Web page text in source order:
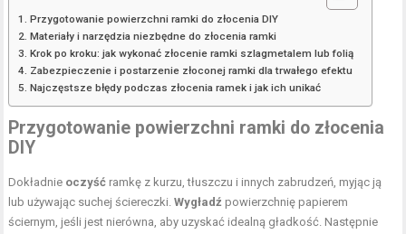
Przygotowanie powierzchni ramki do złocenia DIY
Materiały i narzędzia niezbędne do złocenia ramki
Krok po kroku: jak wykonać złocenie ramki szlagmetalem lub folią
Zabezpieczenie i postarzenie złoconej ramki dla trwałego efektu
Najczęstsze błędy podczas złocenia ramek i jak ich unikać
Przygotowanie powierzchni ramki do złocenia
DIY
Dokładnie oczyść ramkę z kurzu, tłuszczu i innych zabrudzeń, myjąc ją
lub używając suchej ściereczki.Wygładź powierzchnię papierem
ściernym, jeśli jest nierówna, aby uzyskać idealną gładkość. Następnie